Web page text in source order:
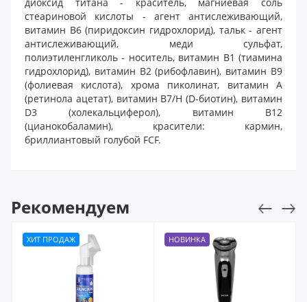
стеариновой кислоты - агент антислеживающий,
витамин В6 (пиридоксин гидрохлорид), тальк - агент
антислеживающий, меди сульфат,
полиэтиленгликоль - носитель, витамин В1 (тиамина
гидрохлорид), витамин В2 (рибофлавин), витамин В9
(фолиевая кислота), хрома пиколинат, витамин А
(ретинола ацетат), витамин В7/Н (D-биотин), витамин
D3 (холекальциферол), витамин В12
(цианокобаламин), красители: кармин,
бриллиантовый голубой FCF.
Рекомендуем
ХИТ ПРОДАЖ НОВИНКА